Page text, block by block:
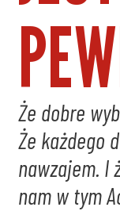
Że dobre
Że każdego
nawzajem. I
nam w tym